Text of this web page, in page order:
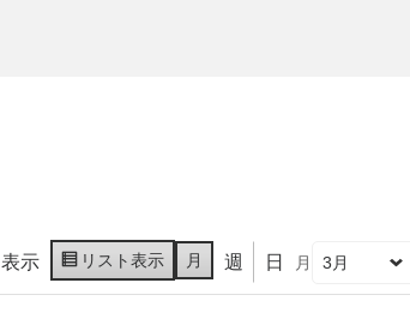
表示 リスト表示 月 週 日 月